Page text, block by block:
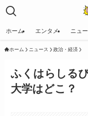
ホーム エンタメ ニュ
ホーム ニュース 政治・経済
ふくはらしる
大学はどこ？